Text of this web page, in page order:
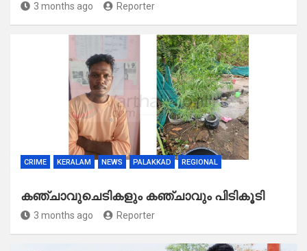
3 months ago Reporter
CRIME KERALAM NEWS PALAKKAD REGIONAL
കഞ്ചാവുചെടികളും കഞ്ചാവും പിടികൂടി
3 months ago Reporter